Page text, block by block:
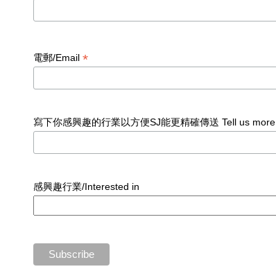
電郵/Email *
寫下你感興趣的行業以方便SJ能更精確傳送 Tell us more
感興趣行業/Interested in